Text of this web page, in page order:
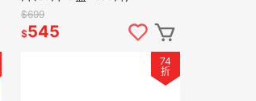
$699
$545
74
折